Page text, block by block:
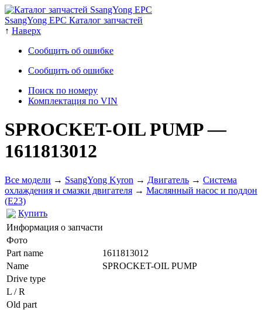
SsangYong EPC Каталог запчастей
↑ Наверх
Сообщить об ошибке
Сообщить об ошибке
Поиск по номеру
Комплектация по VIN
SPROCKET-OIL PUMP—
1611813012
Все модели → SsangYong Kyron → Двигатель → Система
охлаждения и смазки двигателя → Маслянный насос и поддон
(E23)
Купить
Информация о запчасти
Фото
Part name
1611813012
Name
SPROCKET-OIL PUMP
Drive type
L / R
Old part